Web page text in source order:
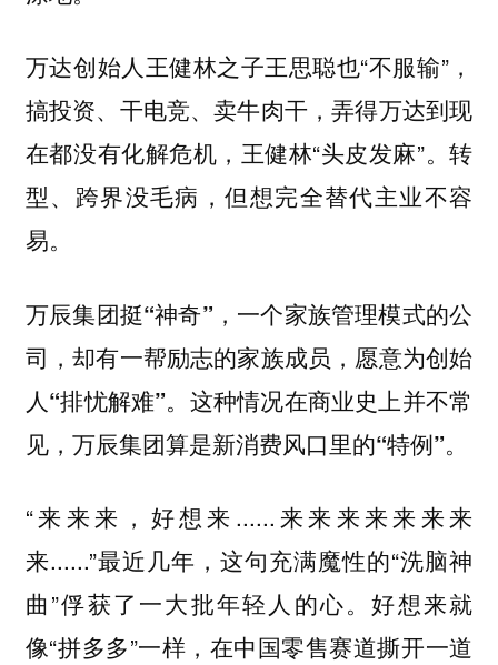
万达创始人王健林之子王思聪也“不服输”，
搞投资、干电竞、卖牛肉干，弄得万达到现
在都没有化解危机，王健林“头皮发麻”。转
型、跨界没毛病，但想完全替代主业不容
易。
万辰集团挺“神奇”，一个家族管理模式的公
司，却有一帮励志的家族成员，愿意为创始
人“排忧解难”。这种情况在商业史上并不常
见，万辰集团算是新消费风口里的“特例”。
“来来来，好想来......来来来来来来来
来......”最近几年，这句充满魔性的“洗脑神
曲”俘获了一大批年轻人的心。好想来就
像“拼多多”一样，在中国零售赛道撕开一道